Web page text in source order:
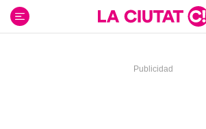
contenido